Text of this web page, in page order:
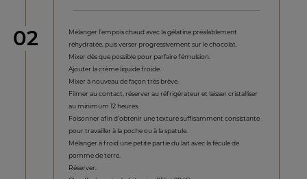
étape
02
Mélanger l’empois chaud avec la gélatine préalablement
réhydratée, puis verser progressivement sur le chocolat.
Mixer dès que possible pour parfaire l’émulsion.
Ajouter la crème liquide froide.
Mixer à nouveau de façon très brève.
Filmer au contact, réserver au réfrigérateur et laisser cristalliser
au minimum 12 heures.
Foisonner afin d’obtenir une texture suffisamment consistante
pour travailler à la poche ou à la spatule.
Mélanger à froid une petite partie du lait avec la fécule de
pomme de terre.
Réserver.